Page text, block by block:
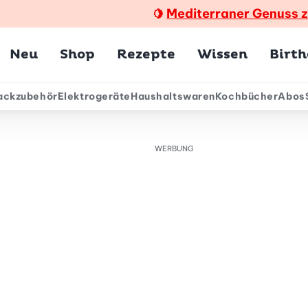
🍋 Mediterraner Genuss
Neu Shop Rezepte Wissen
ElektrogeräteHaushaltswarenKochbücherAbos
WERBUNG